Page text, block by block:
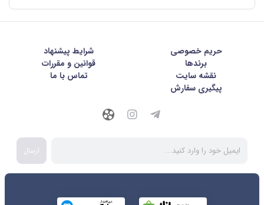
حریم خصوصی
شرايط پيشنهاد
برندها
قوانین و مقررات
نقشه سایت
تماس با ما
پیگیری سفارش
ارسال